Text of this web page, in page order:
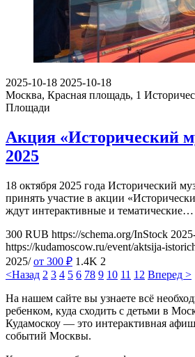
2025-10-18 2025-10-18
Москва, Красная площадь, 1
Площади
Акция «Исторический
2025
18 октября 2025 года Исторический
принять участие в акции
ждут интерактивные и тематические…
300 RUB https://schema.org/InStock
https://kudamoscow.ru/event/aktsija-
2025/ от 300 ₽ 1.4K 2
<Назад 2 3 4 5 6 78 9 10 11 12 Вперед >
На нашем сайте вы узнаете всё
ребенком, куда сходить с детьми в
Кудамоскоу — это интерактивная
событий Москвы.